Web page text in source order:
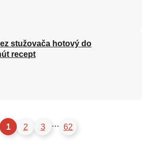
stužovača hotový do
recept
1 2 3 … 62